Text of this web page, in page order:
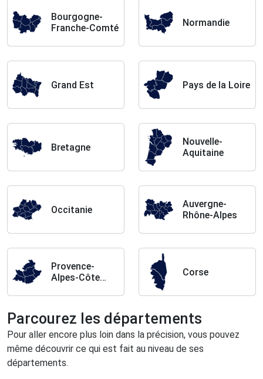
Bourgogne-
Franche-Comté
Normandie
Grand Est Pays de la Loire
Bretagne
Nouvelle-
Aquitaine
Occitanie
Auvergne-
Rhône-Alpes
Provence-
Alpes-Côte
Corse
Parcourez les départements
Pour aller encore plus loin dans la précision, vous pouvez
même découvrir ce qui est fait au niveau de ses
départements.